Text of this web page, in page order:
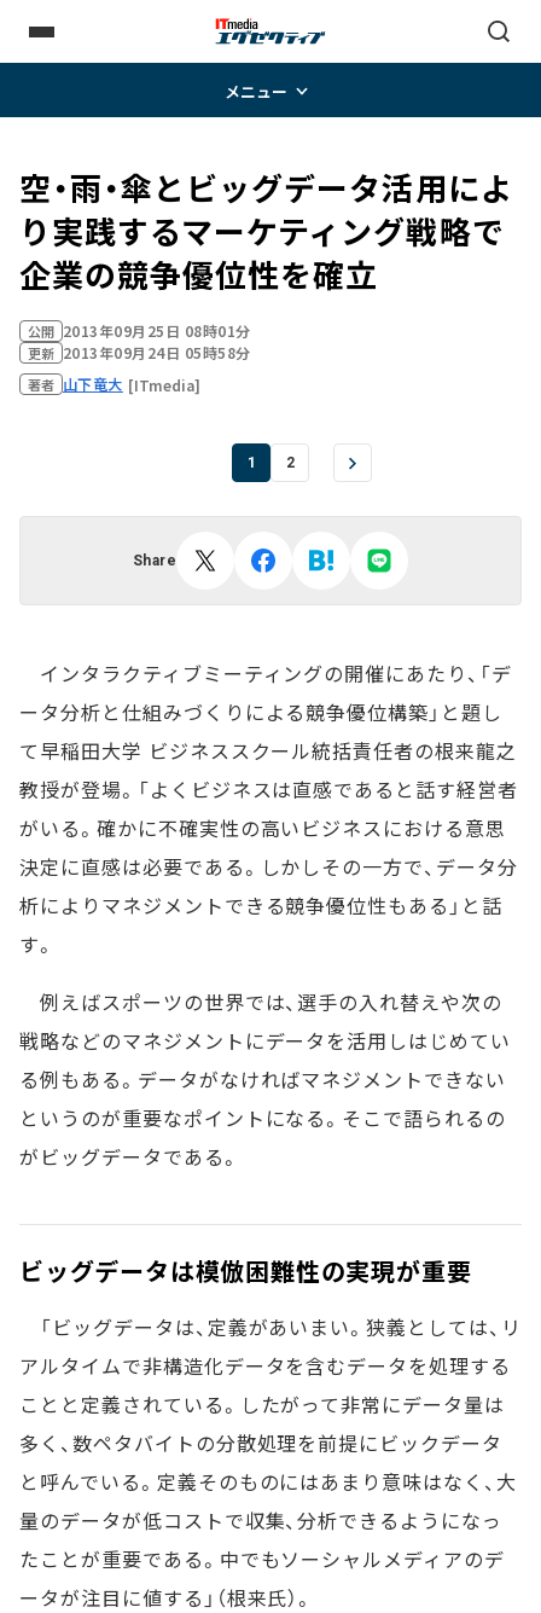
メニュー
空・雨・傘とビッグデータ活用によ
り実践するマーケティング戦略で
企業の競争優位性を確立
公開 2013年09月25日 08時01分
更新 2013年09月24日 05時58分
著者 山下竜大 [ITmedia]
1 2
Share
インタラクティブミーティングの開催にあたり、「デ
ータ分析と仕組みづくりによる競争優位構築」と題し
て早稲田大学 ビジネススクール統括責任者の根来龍之
教授が登場。「よくビジネスは直感であると話す経営者
がいる。確かに不確実性の高いビジネスにおける意思
決定に直感は必要である。しかしその一方で、データ分
析によりマネジメントできる競争優位性もある」と話
す。
例えばスポーツの世界では、選手の入れ替えや次の
戦略などのマネジメントにデータを活用しはじめてい
る例もある。データがなければマネジメントできない
というのが重要なポイントになる。そこで語られるの
がビッグデータである。
ビッグデータは模倣困難性の実現が重要
「ビッグデータは、定義があいまい。狭義としては、リ
アルタイムで非構造化データを含むデータを処理する
ことと定義されている。したがって非常にデータ量は
多く、数ペタバイトの分散処理を前提にビックデータ
と呼んでいる。定義そのものにはあまり意味はなく、大
量のデータが低コストで収集、分析できるようになっ
たことが重要である。中でもソーシャルメディアのデ
ータが注目に値する」（根来氏）。